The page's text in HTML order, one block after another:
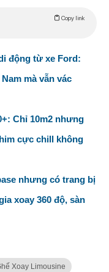
Copy link
động từ xe Ford:
mà vẫn vác
Chỉ 10m2 nhưng
cực chill không
nhưng có trang bị
xoay 360 độ, sàn
Xoay Limousine